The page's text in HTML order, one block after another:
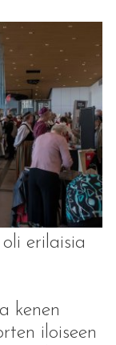
erilaisia
kenen
iloiseen